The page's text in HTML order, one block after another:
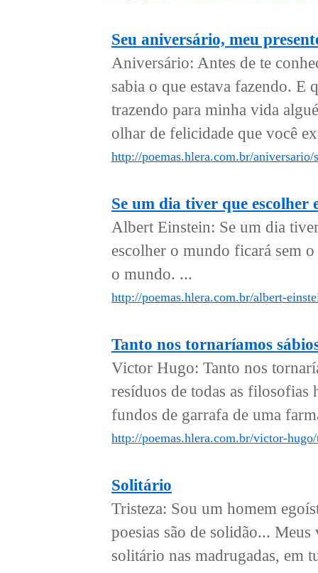
Seu aniversário, meu
Aniversário: Antes de te
sabia o que estava fazendo. E
trazendo para minha vida
olhar de felicidade que você
http://poemas.hlera.com.br/aniversario/
Se um dia tiver que escolher
Albert Einstein: Se um dia
escolher o mundo ficará sem
o mundo. ...
http://poemas.hlera.com.br/albert-
Tanto nos tornaríamos
Victor Hugo: Tanto nos
resíduos de todas as filosofias
fundos de garrafa de uma
http://poemas.hlera.com.br/victor-
Solitário
Tristeza: Sou um homem
poesias são de solidão...
solitário nas madrugadas, em